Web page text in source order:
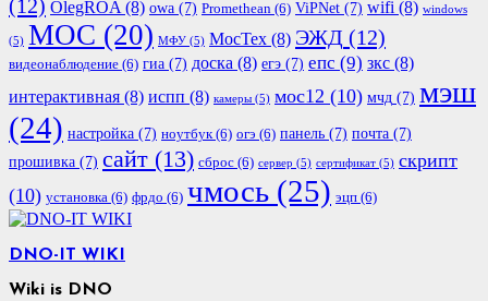
(12) OlegROA (8) owa (7) Promethean (6) ViPNet (7) wifi (8) windows
(5) МОС (20) МФУ (5) МосТех (8) ЭЖД (12)
видеонаблюдение (6) гиа (7) доска (8) егэ (7) епс (9) зкс (8)
интерактивная (8) испп (8) камеры (5) мос12 (10) мчд (7) мэш
(24) настройка (7) ноутбук(6) огэ (6) панель (7) почта (7)
прошивка (7) сайт (13) сброс (6) сервер (5) сертификат (5) скрипт
(10) установка (6) фрдо (6) чмось (25) эцп (6)
DNO-IT WIKI
Wiki is DNO